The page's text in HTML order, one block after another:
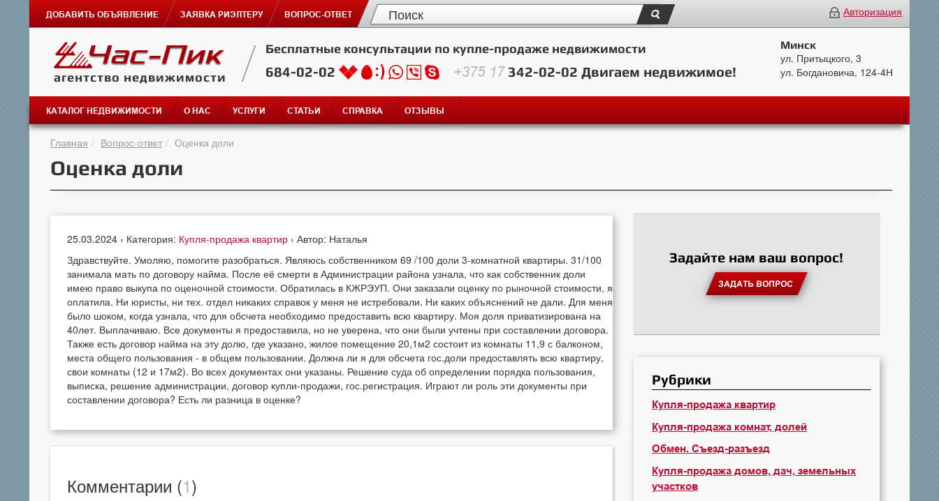
ДОБАВИТЬ ОБЪЯВЛЕНИЕ ЗАЯВКА РИЭЛТЕРУ ВОПРОС-ОТВЕТ Авторизация
агентство недвижимости
Бесплатные консультации по купле-продаже недвижимости
684-02-02 +375 17342-02-02 Двигаем недвижимое!
Минск
ул. Притыцкого, 3
ул. Богдановича, 124-4Н
КАТАЛОГ НЕДВИЖИМОСТИ О НАС УСЛУГИ СТАТЬИ СПРАВКА ОТЗЫВЫ
Главная Вопрос-ответ Оценка доли
Оценка доли
25.03.2024 › Категория: Купля-продажа квартир › Автор: Наталья
Здравствуйте. Умоляю, помогите разобраться. Являюсь собственником 69 /100 доли 3-комнатной квартиры. 31/100
занимала мать по договору найма. После её смерти в Администрации района узнала, что как собственник доли
имею право выкупа по оценочной стоимости. Обратилась в КЖРЭУП. Они заказали оценку по рыночной стоимости, я
оплатила. Ни юристы, ни тех. отдел никаких справок у меня не истребовали. Ни каких объяснений не дали. Для меня
было шоком, когда узнала, что для обсчета необходимо предоставить всю квартиру. Моя доля приватизирована на
40лет. Выплачиваю. Все документы я предоставила, но не уверена, что они были учтены при составлении договора.
Также есть договор найма на эту долю, где указано, жилое помещение 20,1м2 состоит из комнаты 11,9 с балконом,
места общего пользования - в общем пользовании. Должна ли я для обсчета гос.доли предоставлять всю квартиру,
свои комнаты (12 и 17м2). Во всех документах они указаны. Решение суда об определении порядка пользования,
выписка, решение администрации, договор купли-продажи, гос.регистрация. Играют ли роль эти документы при
составлении договора? Есть ли разница в оценке?
Комментарии (1)
Задайте нам ваш вопрос!
ЗАДАТЬ ВОПРОС
Рубрики
Купля-продажа квартир
Купля-продажа комнат, долей
Обмен. Съезд-разъезд
Купля-продажа домов, дач, земельных
участков